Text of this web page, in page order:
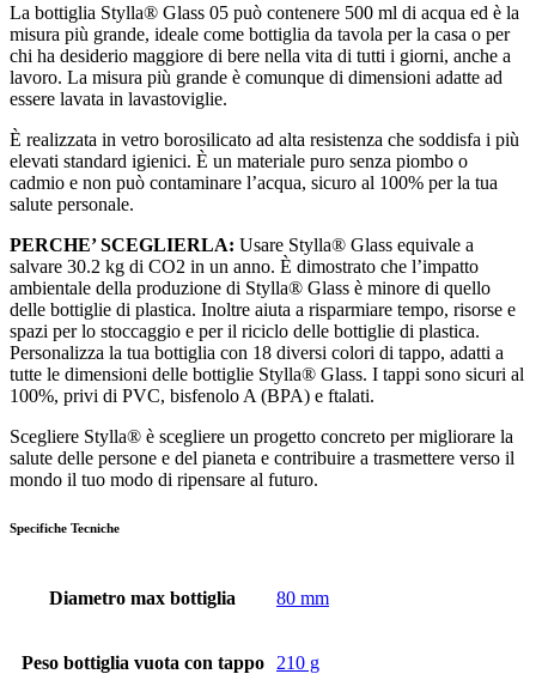
La bottiglia Stylla® Glass 05 può contenere 500 ml di acqua ed è la
misura più grande, ideale come bottiglia da tavola per la casa o per
chi ha desiderio maggiore di bere nella vita di tutti i giorni, anche a
lavoro. La misura più grande è comunque di dimensioni adatte ad
essere lavata in lavastoviglie.
È realizzata in vetro borosilicato ad alta resistenza che soddisfa i più
elevati standard igienici. È un materiale puro senza piombo o
cadmio e non può contaminare l’acqua, sicuro al 100% per la tua
salute personale.
PERCHE’ SCEGLIERLA: Usare Stylla® Glass equivale a
salvare 30.2 kg di CO2 in un anno. È dimostrato che l’impatto
ambientale della produzione di Stylla® Glass è minore di quello
delle bottiglie di plastica. Inoltre aiuta a risparmiare tempo, risorse e
spazi per lo stoccaggio e per il riciclo delle bottiglie di plastica.
Personalizza la tua bottiglia con 18 diversi colori di tappo, adatti a
tutte le dimensioni delle bottiglie Stylla® Glass. I tappi sono sicuri al
100%, privi di PVC, bisfenolo A (BPA) e ftalati.
Scegliere Stylla® è scegliere un progetto concreto per migliorare la
salute delle persone e del pianeta e contribuire a trasmettere verso il
mondo il tuo modo di ripensare al futuro.
Specifiche Tecniche
Diametro max bottiglia 80 mm
Peso bottiglia vuota con tappo 210 g